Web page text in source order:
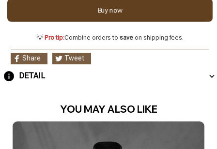
Buy now
💡 Pro tip:Combine orders to saveon shipping fees.
Share Tweet
DETAIL
YOU MAY ALSO LIKE